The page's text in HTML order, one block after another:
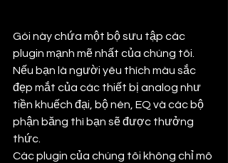
Gói này chứa một bộ sưu tập các
plugin mạnh mẽ nhất của chúng tôi.
Nếu bạn là người yêu thích màu sắc
đẹp mắt của các thiết bị analog như
tiền khuếch đại, bộ nén, EQ và các bộ
phận băng thì bạn sẽ được thưởng
thức.
Các plugin của chúng tôi không chỉ mô